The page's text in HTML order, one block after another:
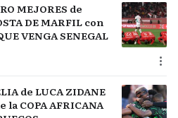
MEJORES de
DE MARFIL con
VENGA SENEGAL
de LUCA ZIDANE
la COPA AFRICANA